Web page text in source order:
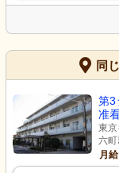
同
第3
准
東
六
月給